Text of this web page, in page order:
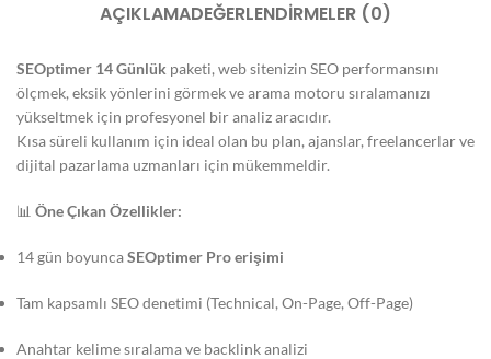
AÇIKLAMADEĞERLENDIRMELER (0)
SEOptimer 14 Günlük paketi, web sitenizin SEO performansını
ölçmek, eksik yönlerini görmek ve arama motoru sıralamanızı
yükseltmek için profesyonel bir analiz aracıdır.
Kısa süreli kullanım için ideal olan bu plan, ajanslar, freelancerlar ve
dijital pazarlama uzmanları için mükemmeldir.
📊 Öne Çıkan Özellikler:
14 gün boyuncaSEOptimer Pro erişimi
Tam kapsamlı SEO denetimi (Technical, On-Page, Off-Page)
Anahtar kelime sıralama ve backlink analizi